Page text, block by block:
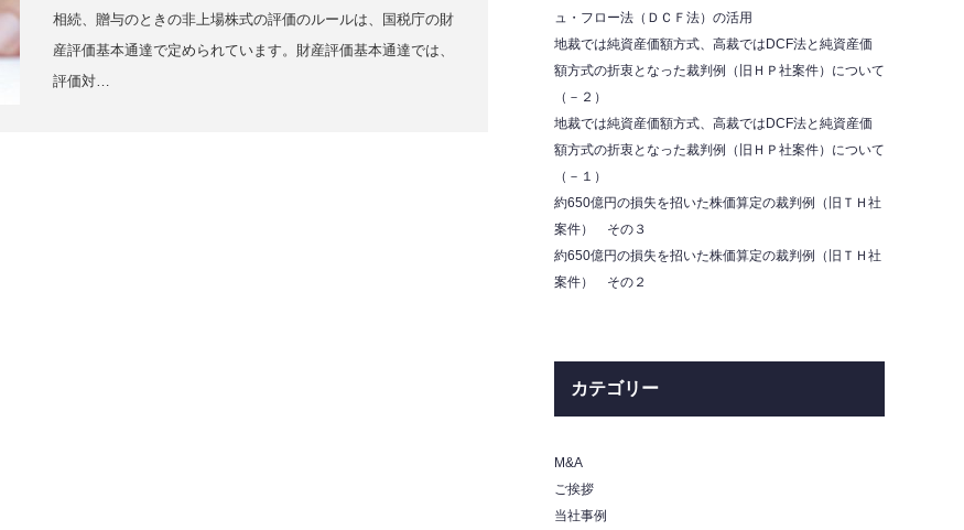
相続、贈与のときの非上場株式の評価のルールは、国税庁の財
産評価基本通達で定められています。財産評価基本通達では、
評価対…
ュ・フロー法（ＤＣＦ法）の活用
地裁では純資産価額方式、高裁ではDCF法と純資産価
額方式の折衷となった裁判例（旧ＨＰ社案件）について
（－２）
地裁では純資産価額方式、高裁ではDCF法と純資産価
額方式の折衷となった裁判例（旧ＨＰ社案件）について
（－１）
約650億円の損失を招いた株価算定の裁判例（旧ＴＨ社
案件） その３
約650億円の損失を招いた株価算定の裁判例（旧ＴＨ社
案件） その２
カテゴリー
M&A
ご挨拶
当社事例